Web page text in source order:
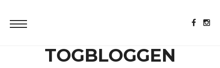
TOGBLOGGEN